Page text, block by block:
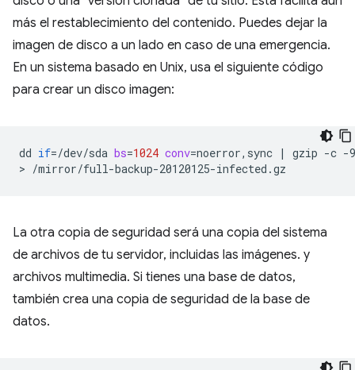
más el restablecimiento del contenido. Puedes dejar la
imagen de disco a un lado en caso de una emergencia.
En un sistema basado en Unix, usa el siguiente código
para crear un disco imagen:
dd if=/dev/sda bs=1024 conv=noerror,sync | gzip -c -9
>
La otra copia de seguridad será una copia del sistema
de archivos de tu servidor, incluidas las imágenes. y
archivos multimedia. Si tienes una base de datos,
también crea una copia de seguridad de la base de
datos.